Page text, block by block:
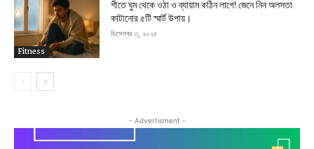
Fitness
শীতে ঘুম থেকে ওঠা ও ব্যায়াম কঠিন লাগে! জেনে নিন অলসতা
কাটানোর ৫টি স্মার্ট উপায়।
ডিসেম্বর ৩, ২০২৫
- Advertisment -